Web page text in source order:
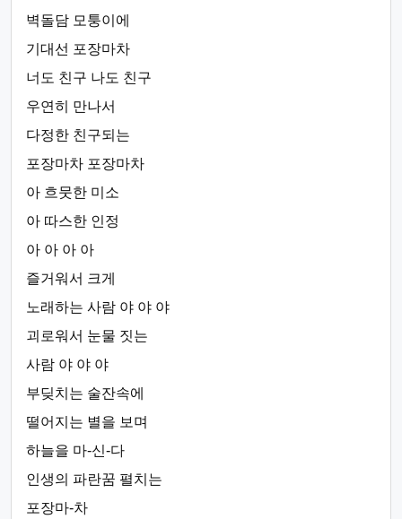
벽돌담 모퉁이에
기대선 포장마차
너도 친구 나도 친구
우연히 만나서
다정한 친구되는
포장마차 포장마차
아 흐뭇한 미소
아 따스한 인정
아 아 아 아
즐거워서 크게
노래하는 사람 야 야 야
괴로워서 눈물 짓는
사람 야 야 야
부딪치는 술잔속에
떨어지는 별을 보며
하늘을 마-신-다
인생의 파란꿈 펼치는
포장마-차